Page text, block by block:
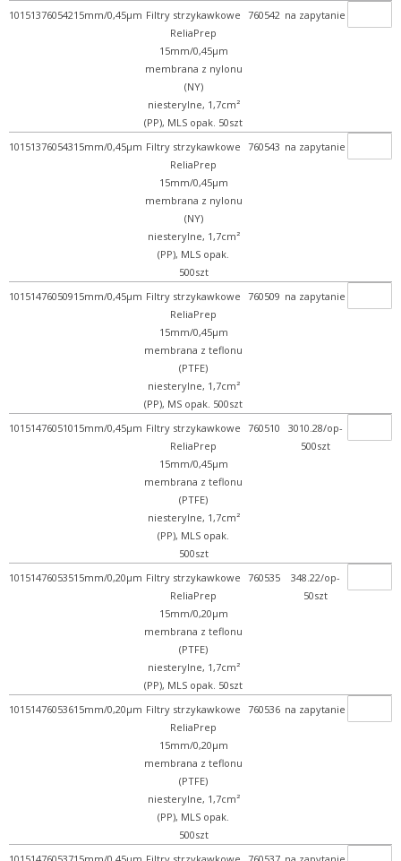
10151376054215mm/0,45µm Filtry strzykawkowe
ReliaPrep
15mm/0,45µm
membrana z nylonu
(NY)
niesterylne, 1,7cm²
(PP), MLS opak. 50szt
760542 na zapytanie
10151376054315mm/0,45µm Filtry strzykawkowe
ReliaPrep
15mm/0,45µm
membrana z nylonu
(NY)
niesterylne, 1,7cm²
(PP), MLS opak.
500szt
760543 na zapytanie
10151476050915mm/0,45µm Filtry strzykawkowe
ReliaPrep
15mm/0,45µm
membrana z teflonu
(PTFE)
niesterylne, 1,7cm²
(PP), MS opak. 500szt
760509 na zapytanie
10151476051015mm/0,45µm Filtry strzykawkowe
ReliaPrep
15mm/0,45µm
membrana z teflonu
(PTFE)
niesterylne, 1,7cm²
(PP), MLS opak.
500szt
760510
3010.28/op-
500szt
10151476053515mm/0,20µm Filtry strzykawkowe
ReliaPrep
15mm/0,20µm
membrana z teflonu
(PTFE)
niesterylne, 1,7cm²
(PP), MLS opak. 50szt
760535
348.22/op-
50szt
10151476053615mm/0,20µm Filtry strzykawkowe
ReliaPrep
15mm/0,20µm
membrana z teflonu
(PTFE)
niesterylne, 1,7cm²
(PP), MLS opak.
500szt
760536 na zapytanie